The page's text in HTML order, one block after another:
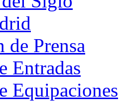
de Prensa
Entradas
Equipaciones